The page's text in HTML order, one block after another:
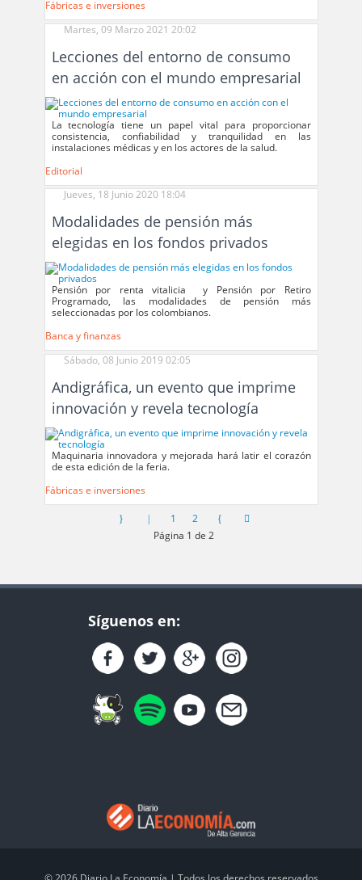
Fábricas e inversiones
Martes, 09 Marzo 2021 20:02
Lecciones del entorno de consumo
en acción con el mundo empresarial
La tecnología tiene un papel vital para proporcionar
consistencia, confiabilidad y tranquilidad en las
instalaciones médicas y en los actores de la salud.
Editorial
Jueves, 18 Junio 2020 18:04
Modalidades de pensión más
elegidas en los fondos privados
Pensión por renta vitalicia y Pensión por Retiro
Programado, las modalidades de pensión más
seleccionadas por los colombianos.
Banca y finanzas
Sábado, 08 Junio 2019 02:05
Andigráfica, un evento que imprime
innovación y revela tecnología
Maquinaria innovadora y mejorada hará latir el corazón
de esta edición de la feria.
Fábricas e inversiones
1
2
Página 1 de 2
Síguenos en: